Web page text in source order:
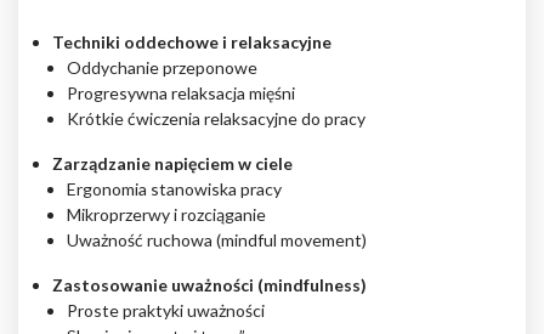
Techniki oddechowe i relaksacyjne
Oddychanie przeponowe
Progresywna relaksacja mięśni
Krótkie ćwiczenia relaksacyjne do pracy
Zarządzanie napięciem w ciele
Ergonomia stanowiska pracy
Mikroprzerwy i rozciąganie
Uważność ruchowa (mindful movement)
Zastosowanie uważności (mindfulness)
Proste praktyki uważności